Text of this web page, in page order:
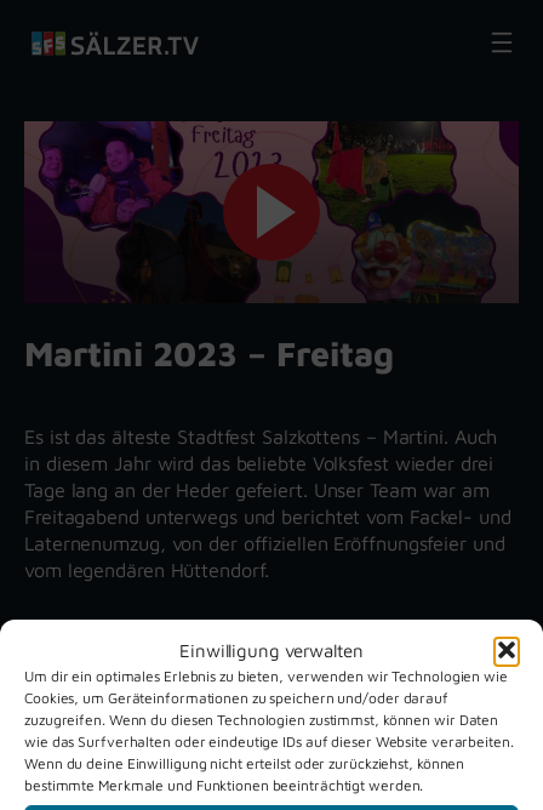
Einwilligung verwalten
Um dir ein optimales Erlebnis zu bieten, verwenden wir Technologien wie
Cookies, um Geräteinformationen zu speichern und/oder darauf
zuzugreifen. Wenn du diesen Technologien zustimmst, können wir Daten
wie das Surfverhalten oder eindeutige IDs auf dieser Website verarbeiten.
Wenn du deine Einwilligung nicht erteilst oder zurückziehst, können
bestimmte Merkmale und Funktionen beeinträchtigt werden.
Inhalt
springen
Martini 2023 – Freitag
Es ist das älteste Stadtfest Salzkottens – Martini. Auch
in diesem Jahr wird das beliebte Volksfest wieder drei
Tage lang an der Heder gefeiert. Unser Team war am
Freitagabend unterwegs und berichtet vom Fackel- und
Laternenumzug, von der offiziellen Eröffnungsfeier und
vom legendären Hüttendorf.
Unsere aktuellen Reportagen
Schützenfest
Verne 2026
Dreckburg